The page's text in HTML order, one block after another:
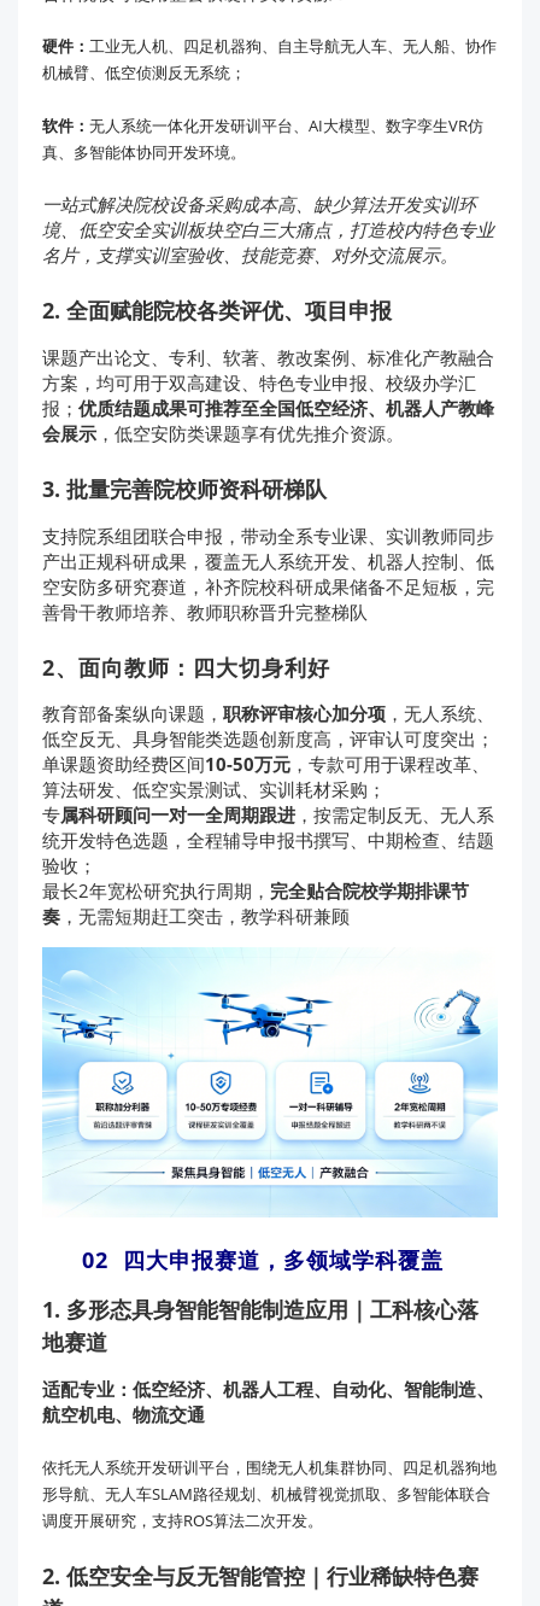
硬件： 工业无人机、四足机器狗、自主导航无人车、无人船、协作
机械臂、低空侦测反无系统；
软件： 无人系统一体化开发研训平台、AI大模型、数字孪生VR仿
真、多智能体协同开发环境。
一站式解决院校设备采购成本高、缺少算法开发实训环
境、低空安全实训板块空白三大痛点，打造校内特色专业
名片，支撑实训室验收、技能竞赛、对外交流展示。
2. 全面赋能院校各类评优、项目申报
课题产出论文、专利、软著、教改案例、标准化产教融合
方案，均可用于双高建设、特色专业申报、校级办学汇
报； 优质结题成果可推荐至全国低空经济、机器人产教峰
会展示 ，低空安防类课题享有优先推介资源。
3. 批量完善院校师资科研梯队
支持院系组团联合申报，带动全系专业课、实训教师同步
产出正规科研成果，覆盖无人系统开发、机器人控制、低
空安防多研究赛道，补齐院校科研成果储备不足短板，完
善骨干教师培养、教师职称晋升完整梯队
2、面向教师：四大切身利好
教育部备案纵向课题， 职称评审核心加分项 ，无人系统、
低空反无、具身智能类选题创新度高，评审认可度突出；
单课题资助经费区间10-50万元 ，专款可用于课程改革、
算法研发、低空实景测试、实训耗材采购；
专属科研顾问一对一全周期跟进 ，按需定制反无、无人系
统开发特色选题，全程辅导申报书撰写、中期检查、结题
验收；
最长2年宽松研究执行周期， 完全贴合院校学期排课节
奏 ，无需短期赶工突击，教学科研兼顾
02 四大申报赛道，多领域学科覆盖
1. 多形态具身智能智能制造应用｜工科核心落
地赛道
适配专业：低空经济、机器人工程、自动化、智能制造、
航空机电、物流交通
依托无人系统开发研训平台，围绕无人机集群协同、四足机器狗地
形导航、无人车SLAM路径规划、机械臂视觉抓取、多智能体联合
调度开展研究，支持ROS算法二次开发。
2. 低空安全与反无智能管控｜行业稀缺特色赛